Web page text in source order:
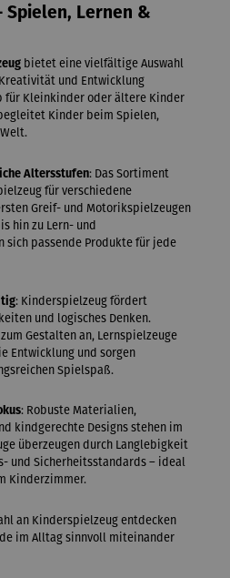
Spielen, Lernen &
bietet eine vielfältige Auswahl
und Entwicklung
für Kleinkinder oder ältere Kinder
Kinder beim Spielen,
Altersstufen: Das Sortiment
für verschiedene
Greif- und Motorikspielzeugen
hin zu Lern- und
sich passende Produkte für jede
: Kinderspielzeug fördert
und logisches Denken.
Gestalten an, Lernspielzeuge
Entwicklung und sorgen
Spielspaß.
: Robuste Materialien,
kindgerechte Designs stehen im
überzeugen durch Langlebigkeit
und Sicherheitsstandards – ideal
Kinderzimmer.
an Kinderspielzeug entdecken
im Alltag sinnvoll miteinander